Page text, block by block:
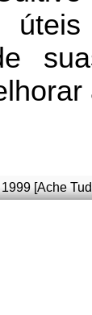
úteis
[Ache